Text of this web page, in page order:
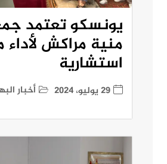
يونسكو تعتمد
منية مراكش لأداء
استشارية
29 يوليو، 2024 أخبار